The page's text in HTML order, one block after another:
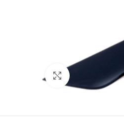
Click to enlarge